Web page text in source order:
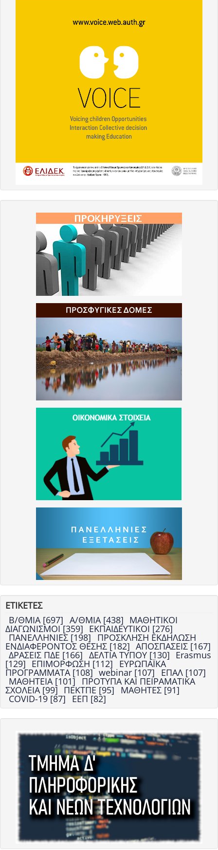
ΕΤΙΚΕΤΕΣ
Β/ΘΜΙΑ [697] Α/ΘΜΙΑ [438] ΜΑΘΗΤΙΚΟΙ
ΔΙΑΓΩΝΙΣΜΟΙ [359] ΕΚΠΑΙΔΕΥΤΙΚΟΙ [276]
ΠΑΝΕΛΛΗΝΙΕΣ [198] ΠΡΟΣΚΛΗΣΗ ΕΚΔΗΛΩΣΗ
ΕΝΔΙΑΦΕΡΟΝΤΟΣ ΘΕΣΗΣ [182] ΑΠΟΣΠΑΣΕΙΣ [167]
ΔΡΑΣΕΙΣ ΠΔΕ [166] ΔΕΛΤΙΑ ΤΥΠΟΥ [130] Erasmus
[129] ΕΠΙΜΟΡΦΩΣΗ [112] ΕΥΡΩΠΑΪΚΑ
ΠΡΟΓΡΑΜΜΑΤΑ [108] webinar [107] ΕΠΑΛ [107]
ΜΑΘΗΤΕΙΑ [101] ΠΡΟΤΥΠΑ ΚΑΙ ΠΕΙΡΑΜΑΤΙΚΑ
ΣΧΟΛΕΙΑ [99] ΠΕΚΤΠΕ [95] ΜΑΘΗΤΕΣ [91]
COVID-19 [87] ΕΕΠ [82]